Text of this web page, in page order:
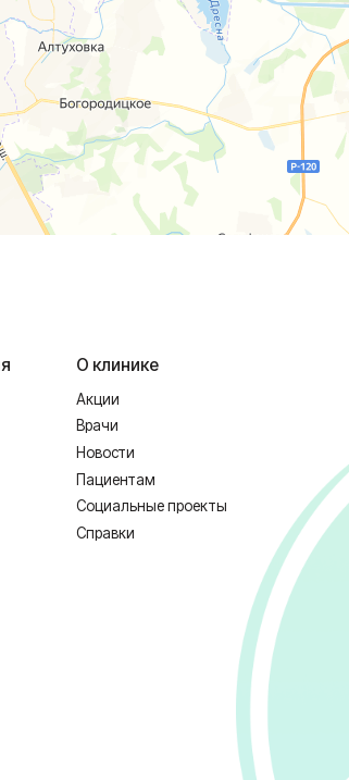
+7
Заказать
ул.
г.
ул.
пр-д
СПЕЦИАЛИСТА
выдана Департаментом Смоленской области по
Политика в
Пн-пт
клинике
Акции
Врачи
Новости